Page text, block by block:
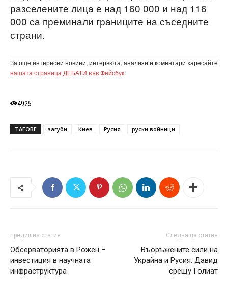
разселените лица е над 160 000 и над 116
000 са преминали границите на съседните
страни.
За още интересни новини, интервюта, анализи и коментари харесайте
нашата страница ДЕБАТИ във Фейсбук!
4925
ТАГОВЕ загуби Киев Русия руски войници
предишна статия
Обсерваторията в Рожен –
инвестиция в научната
инфраструктура
Следваща статия
Въоръжените сили на
Украйна и Русия: Давид
срещу Голиат